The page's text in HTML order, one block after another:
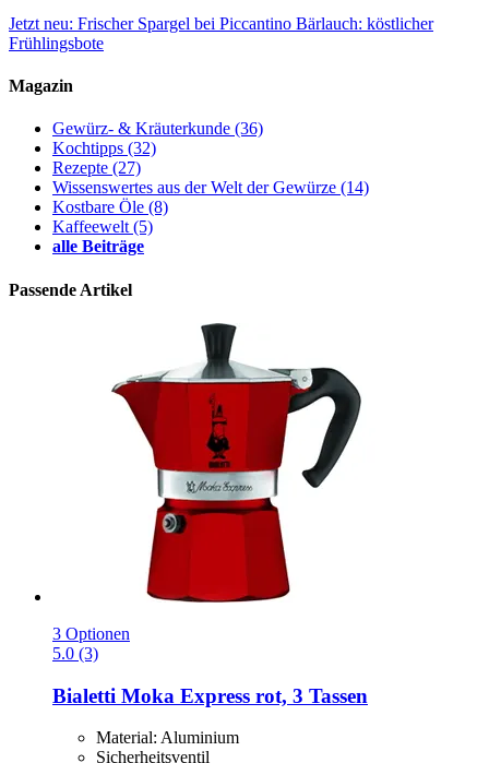
Jetzt neu: Frischer Spargel bei Piccantino Bärlauch: köstlicher
Frühlingsbote
Magazin
Gewürz- & Kräuterkunde (36)
Kochtipps (32)
Rezepte (27)
Wissenswertes aus der Welt der Gewürze (14)
Kostbare Öle (8)
Kaffeewelt (5)
alle Beiträge
Passende Artikel
3 Optionen
5.0 (3)
Bialetti Moka Express rot, 3 Tassen
Material: Aluminium
Sicherheitsventil